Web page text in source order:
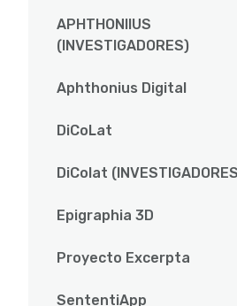
APHTHONIIUS
(INVESTIGADORES)
Aphthonius Digital
DiCoLat
DiColat
Epigraphia 3D
Proyecto Excerpta
SententiApp